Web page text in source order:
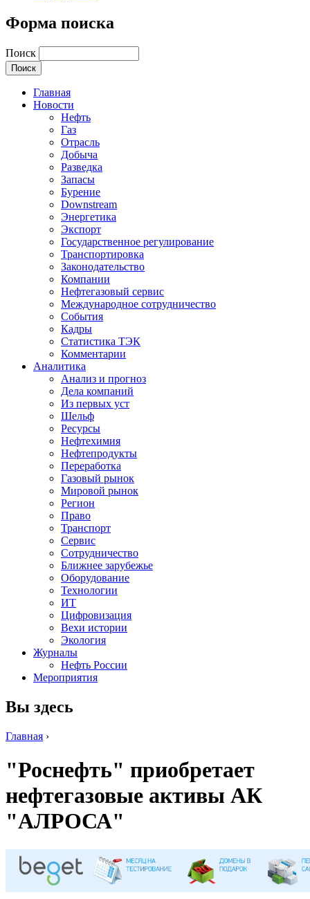
Форма поиска
Поиск
Главная
Новости
Нефть
Газ
Отрасль
Добыча
Разведка
Запасы
Бурение
Downstream
Энергетика
Экспорт
Государственное регулирование
Транспортировка
Законодательство
Компании
Нефтегазовый сервис
Международное сотрудничество
События
Кадры
Статистика ТЭК
Комментарии
Аналитика
Анализ и прогноз
Дела компаний
Из первых уст
Шельф
Ресурсы
Нефтехимия
Нефтепродукты
Переработка
Газовый рынок
Мировой рынок
Регион
Право
Транспорт
Сервис
Сотрудничество
Ближнее зарубежье
Оборудование
Технологии
ИТ
Цифровизация
Вехи истории
Экология
Журналы
Нефть России
Мероприятия
Вы здесь
Главная ›
"Роснефть" приобретает
нефтегазовые активы АК
"АЛРОСА"